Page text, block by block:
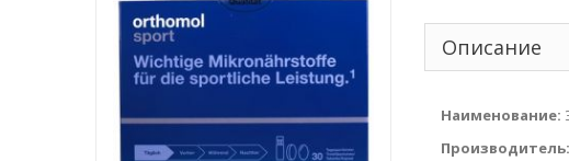
Описание
Наименование:
Производитель: